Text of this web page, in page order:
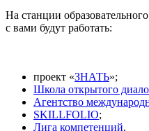
На станции
с вами будут работать:
проект «ЗНАТЬ»;
Школа открытого
Агентство
SKILLFOLIO;
Лига компетенций.